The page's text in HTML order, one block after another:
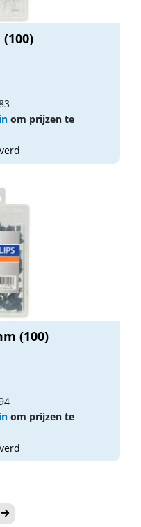
om prijzen te
(100)
om prijzen te